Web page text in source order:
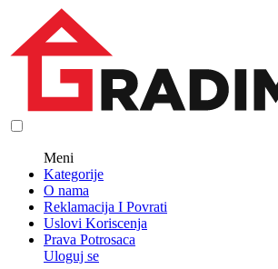
Meni
Kategorije
O nama
Reklamacija I Povrati
Uslovi Koriscenja
Prava Potrosaca
Uloguj se